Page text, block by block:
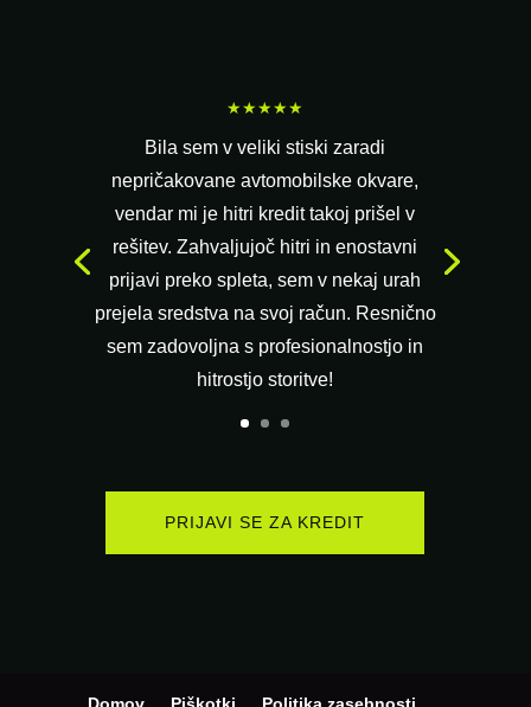
★★★★★
Bila sem v veliki stiski zaradi
nepričakovane avtomobilske okvare,
vendar mi je hitri kredit takoj prišel v
rešitev. Zahvaljujoč hitri in enostavni
prijavi preko spleta, sem v nekaj urah
prejela sredstva na svoj račun. Resnično
sem zadovoljna s profesionalnostjo in
hitrostjo storitve!
PRIJAVI SE ZA KREDIT